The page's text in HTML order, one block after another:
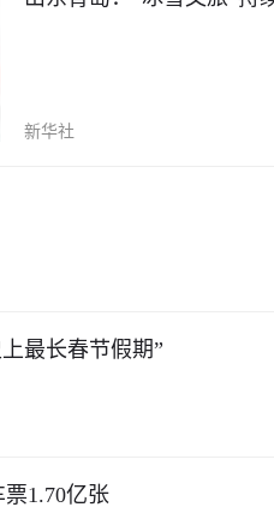
新华社
最长春节假期”
1.70亿张